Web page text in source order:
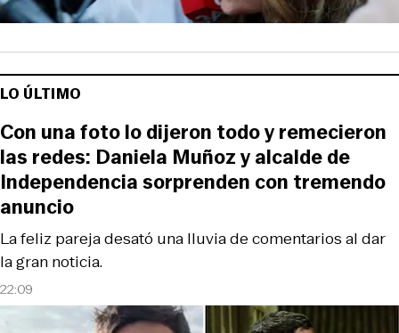
LO ÚLTIMO
22:09
La feliz pareja desató una lluvia de comentarios al dar
la gran noticia.
Con una foto lo dijeron todo y remecieron
las redes: Daniela Muñoz y alcalde de
Independencia sorprenden con tremendo
anuncio